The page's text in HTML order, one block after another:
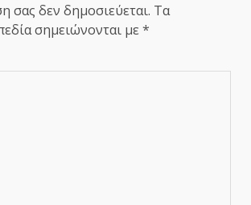
σας δεν δημοσιεύεται. Τα
σημειώνονται με *